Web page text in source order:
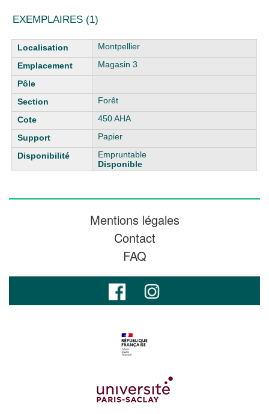
EXEMPLAIRES (1)
Liste des exemplaires
Montpellier
Magasin 3
Forêt
450 AHA
Papier
Empruntable
Disponible
Mentions légales
Contact
FAQ